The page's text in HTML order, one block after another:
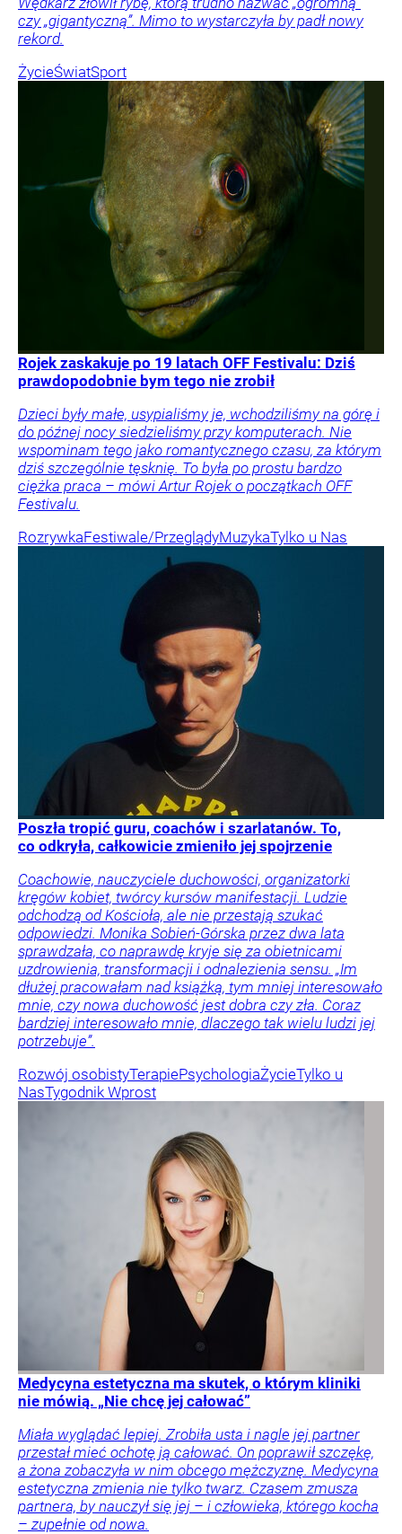
czy „gigantyczną”. Mimo to wystarczyła by padł nowy
rekord.
ŻycieŚwiatSport
Rojek zaskakuje po 19 latach OFF Festivalu: Dziś
prawdopodobnie bym tego nie zrobił
Dzieci były małe, usypialiśmy je, wchodziliśmy na górę i
do późnej nocy siedzieliśmy przy komputerach. Nie
wspominam tego jako romantycznego czasu, za którym
dziś szczególnie tęsknię. To była po prostu bardzo
ciężka praca – mówi Artur Rojek o początkach OFF
Festivalu.
RozrywkaFestiwale/PrzeglądyMuzykaTylko u Nas
Poszła tropić guru, coachów i szarlatanów. To,
co odkryła, całkowicie zmieniło jej spojrzenie
Coachowie, nauczyciele duchowości, organizatorki
kręgów kobiet, twórcy kursów manifestacji. Ludzie
odchodzą od Kościoła, ale nie przestają szukać
odpowiedzi. Monika Sobień-Górska przez dwa lata
sprawdzała, co naprawdę kryje się za obietnicami
uzdrowienia, transformacji i odnalezienia sensu. „Im
dłużej pracowałam nad książką, tym mniej interesowało
mnie, czy nowa duchowość jest dobra czy zła. Coraz
bardziej interesowało mnie, dlaczego tak wielu ludzi jej
potrzebuje”.
Rozwój osobistyTerapiePsychologiaŻycieTylko u
NasTygodnik Wprost
Medycyna estetyczna ma skutek, o którym kliniki
nie mówią. „Nie chcę jej całować”
Miała wyglądać lepiej. Zrobiła usta i nagle jej partner
przestał mieć ochotę ją całować. On poprawił szczękę,
a żona zobaczyła w nim obcego mężczyznę. Medycyna
estetyczna zmienia nie tylko twarz. Czasem zmusza
partnera, by nauczył się jej – i człowieka, którego kocha
– zupełnie od nowa.